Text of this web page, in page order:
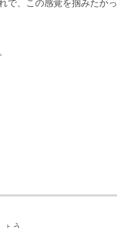
で、この感覚を掴みたかっ